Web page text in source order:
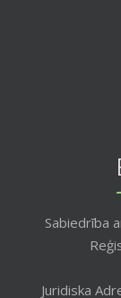
Sabiedrība
Juridiska